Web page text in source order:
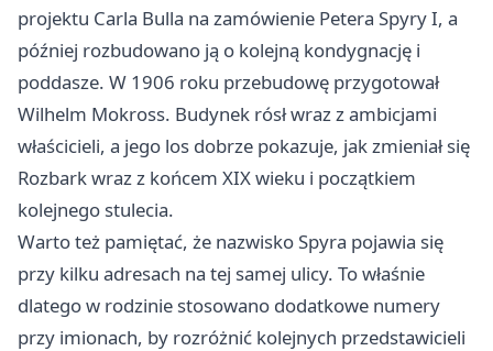
projektu Carla Bulla na zamówienie Petera Spyry I, a
później rozbudowano ją o kolejną kondygnację i
poddasze. W 1906 roku przebudowę przygotował
Wilhelm Mokross. Budynek rósł wraz z ambicjami
właścicieli, a jego los dobrze pokazuje, jak zmieniał się
Rozbark wraz z końcem XIX wieku i początkiem
kolejnego stulecia.
Warto też pamiętać, że nazwisko Spyra pojawia się
przy kilku adresach na tej samej ulicy. To właśnie
dlatego w rodzinie stosowano dodatkowe numery
przy imionach, by rozróżnić kolejnych przedstawicieli